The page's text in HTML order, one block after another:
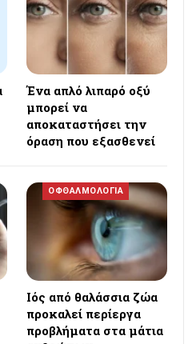
Ένα απλό λιπαρό οξύ
μπορεί να
αποκαταστήσει την
όραση που εξασθενεί
ΟΦΘΑΛΜΟΛΟΓΙΑ
Ιός από θαλάσσια ζώα
προκαλεί περίεργα
προβλήματα στα μάτια